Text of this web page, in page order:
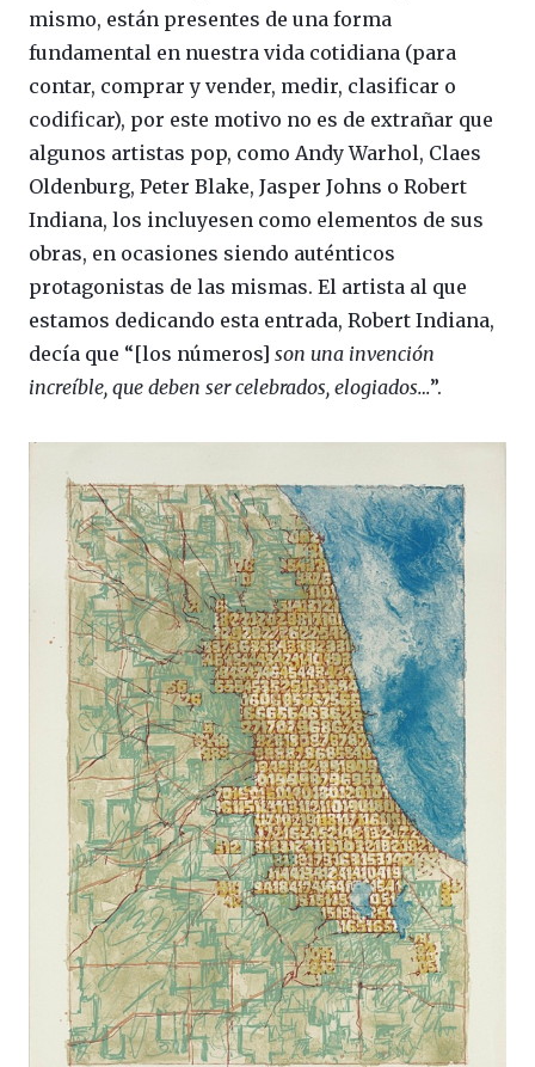
mismo, están presentes de una forma
fundamental en nuestra vida cotidiana (para
contar, comprar y vender, medir, clasificar o
codificar), por este motivo no es de extrañar que
algunos artistas pop, como Andy Warhol, Claes
Oldenburg, Peter Blake, Jasper Johns o Robert
Indiana, los incluyesen como elementos de sus
obras, en ocasiones siendo auténticos
protagonistas de las mismas. El artista al que
estamos dedicando esta entrada, Robert Indiana,
decía que “[los números] son una invención
increíble, que deben ser celebrados, elogiados…”.